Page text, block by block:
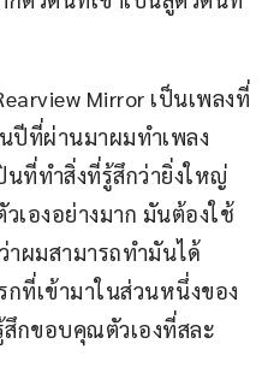
Mirror เป็นเพลงที่
ปีที่ผ่านมาผมทำเพลง
ที่ทำสิ่งที่รู้สึกว่ายิ่งใหญ่
เองอย่างมาก มันต้องใช้
าผมสามารถทำมันได้
กที่เข้ามาในส่วนหนึ่งของ
กขอบคุณตัวเองที่สละ